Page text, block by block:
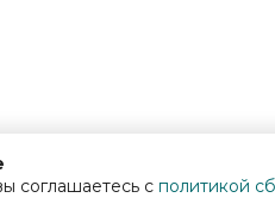
соглашаетесь с политикой